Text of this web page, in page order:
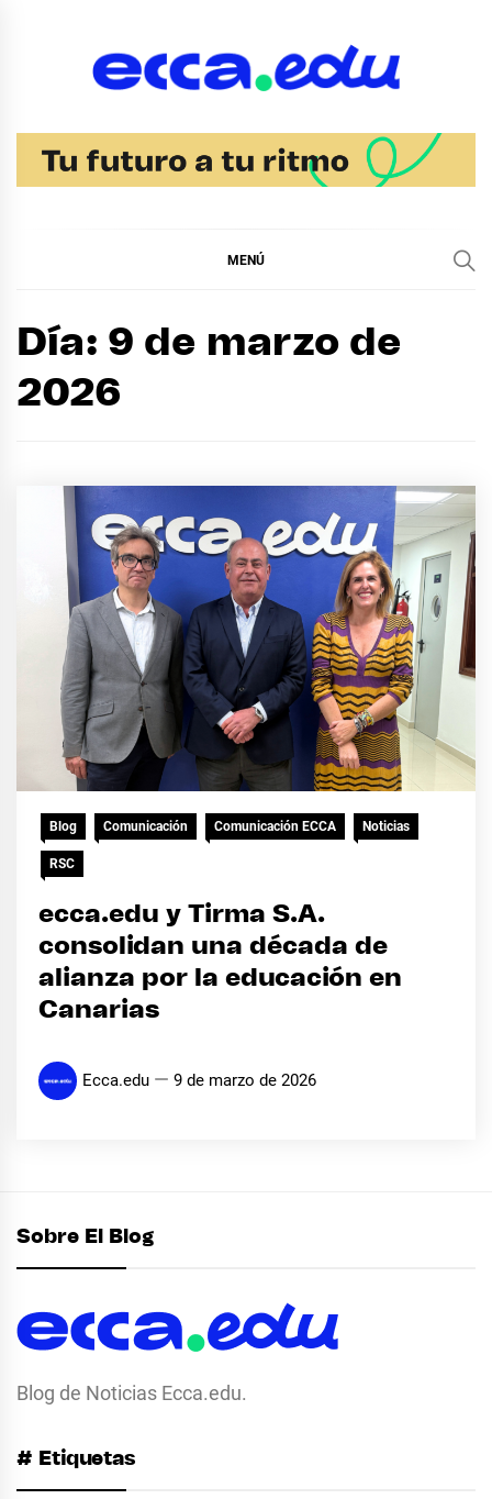
MENÚ
Día: 9 de marzo de
2026
Blog Comunicación Comunicación ECCA Noticias
RSC
ecca.edu y Tirma S.A.
consolidan una década de
alianza por la educación en
Canarias
Ecca.edu 9 de marzo de 2026
Sobre El Blog
Blog de Noticias Ecca.edu.
# Etiquetas